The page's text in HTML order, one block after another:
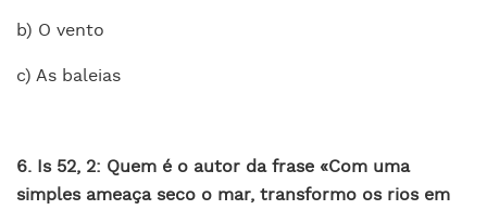
b) O vento
c) As baleias
6. Is 52, 2: Quem é o autor da frase «Com uma
simples ameaça seco o mar, transformo os rios em